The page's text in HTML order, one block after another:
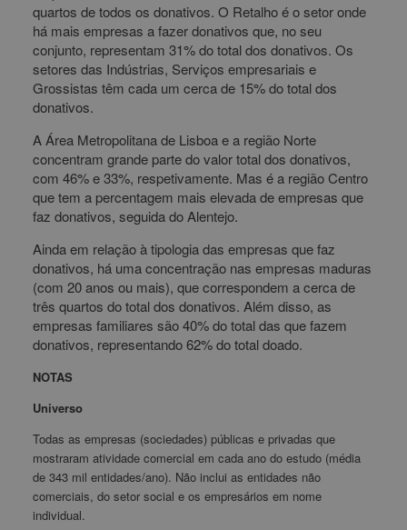
quartos de todos os donativos. O Retalho é o setor onde
há mais empresas a fazer donativos que, no seu
conjunto, representam 31% do total dos donativos. Os
setores das Indústrias, Serviços empresariais e
Grossistas têm cada um cerca de 15% do total dos
donativos.
A Área Metropolitana de Lisboa e a região Norte
concentram grande parte do valor total dos donativos,
com 46% e 33%, respetivamente. Mas é a região Centro
que tem a percentagem mais elevada de empresas que
faz donativos, seguida do Alentejo.
Ainda em relação à tipologia das empresas que faz
donativos, há uma concentração nas empresas maduras
(com 20 anos ou mais), que correspondem a cerca de
três quartos do total dos donativos. Além disso, as
empresas familiares são 40% do total das que fazem
donativos, representando 62% do total doado.
NOTAS
Universo
Todas as empresas (sociedades) públicas e privadas que
mostraram atividade comercial em cada ano do estudo (média
de 343 mil entidades/ano). Não inclui as entidades não
comerciais, do setor social e os empresários em nome
individual.